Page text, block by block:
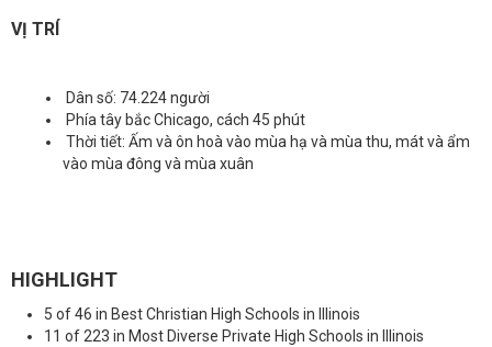
VỊ TRÍ
Dân số: 74.224 người
Phía tây bắc Chicago, cách 45 phút
Thời tiết: Ấm và ôn hoà vào mùa hạ và mùa thu, mát và ẩm
vào mùa đông và mùa xuân
HIGHLIGHT
5 of 46 in Best Christian High Schools in Illinois
11 of 223 in Most Diverse Private High Schools in Illinois